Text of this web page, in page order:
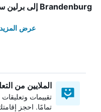
Brandenburg إلى برلين سليب كلوب؟
عرض المزيد
الملايين من
تقييمات
تمامًا. احجز